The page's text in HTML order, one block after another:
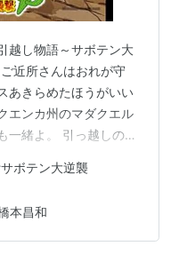
越し物語～サボテン大
近所さんはおれが守
あきらめたほうがいい
エンカ州のマダクエル
一緒よ。 引っ越しのサ
ー！京都は柴漬け
なりのマリアッチ。
イケガミーノ先生
よー、ダメダメ。」
サボテン大逆襲
本昌和